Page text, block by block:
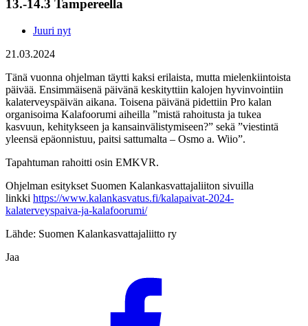
13.-14.3 Tampereella
Juuri nyt
21.03.2024
Tänä vuonna ohjelman täytti kaksi erilaista, mutta mielenkiintoista
päivää. Ensimmäisenä päivänä keskityttiin kalojen hyvinvointiin
kalaterveyspäivän aikana. Toisena päivänä pidettiin Pro kalan
organisoima Kalafoorumi aiheilla ”mistä rahoitusta ja tukea
kasvuun, kehitykseen ja kansainvälistymiseen?” sekä ”viestintä
yleensä epäonnistuu, paitsi sattumalta – Osmo a. Wiio”.
Tapahtuman rahoitti osin EMKVR.
Ohjelman esitykset Suomen Kalankasvattajaliiton sivuilla
linkki https://www.kalankasvatus.fi/kalapaivat-2024-
kalaterveyspaiva-ja-kalafoorumi/
Lähde: Suomen Kalankasvattajaliitto ry
Jaa